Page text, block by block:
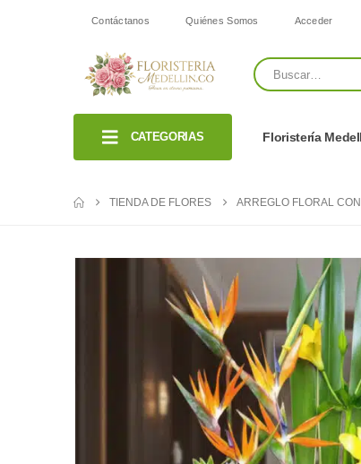
Contáctanos Quiénes Somos Acceder
CATEGORIAS Floristería
TIENDA DE FLORES ARREGLO FLORAL